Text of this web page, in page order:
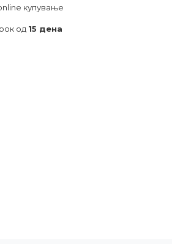
купување
од 15 дена